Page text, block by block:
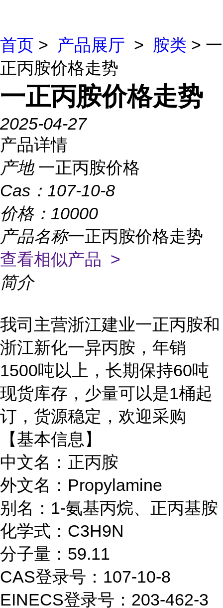
首页 > 产品展厅 > 胺类 > 一
正丙胺价格走势
一正丙胺价格走势
2025-04-27
产品详情
产地 一正丙胺价格
Cas： 107-10-8
价格： 10000
产品名称一正丙胺价格走势
查看相似产品 >
简介
我司主营浙江建业一正丙胺和
浙江新化一异丙胺，年销
1500吨以上， 长期保持60吨
现货库存，少量可以是1桶起
订，货源稳定，欢迎采购
【基本信息】
中文名：正丙胺
外文名：Propylamine
别名：1-氨基丙烷、正丙基胺
化学式：C3H9N
分子量：59.11
CAS登录号：107-10-8
EINECS登录号：203-462-3